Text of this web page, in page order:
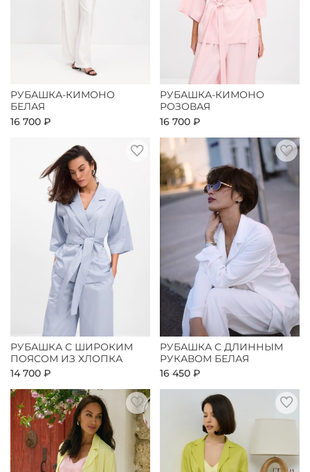
РУБАШКА-КИМОНО
БЕЛАЯ
16 700 ₽
РУБАШКА-КИМОНО
РОЗОВАЯ
16 700 ₽
РУБАШКА С ШИРОКИМ
ПОЯСОМ ИЗ ХЛОПКА
14 700 ₽
РУБАШКА С ДЛИННЫМ
РУКАВОМ БЕЛАЯ
16 450 ₽